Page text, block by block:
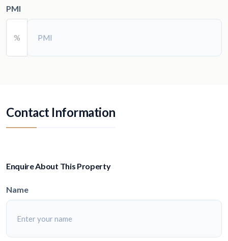
PMI
%
Contact Information
Enquire About This Property
Name